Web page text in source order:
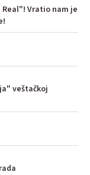
Vratio nam je
veštačkoj